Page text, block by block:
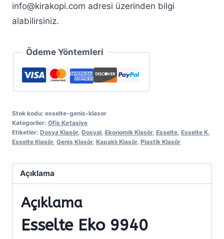
info@kirakopi.com adresi üzerinden bilgi
alabilirsiniz.
Ödeme Yöntemleri
Stok kodu: esselte-genis-klasor
Kategoriler: Ofis Kırtasiye
Etiketler: Dosya Klasör, Dosyal Ekonomik Klasör, Esselte Esselte K
Esselte Klasör, Geniş Klasör, Kapaklı Klasör, Plastik Klasör
Açıklama
Açıklama
Esselte Eko 9940